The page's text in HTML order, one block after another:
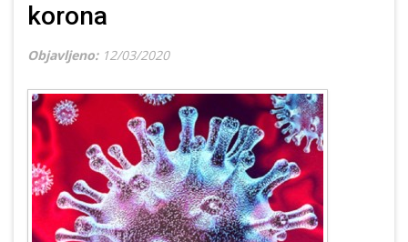
korona
Objavljeno: 12/03/2020